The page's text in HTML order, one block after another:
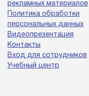
рекламных материалов
Политика обработки
персональных данных
Видеопрезентация
Контакты
Вход для сотрудников
Учебный центр